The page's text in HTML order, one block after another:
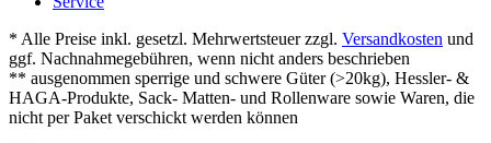
* Alle Preise inkl. gesetzl. Mehrwertsteuer zzgl. Versandkosten und
ggf. Nachnahmegebühren, wenn nicht anders beschrieben
** ausgenommen sperrige und schwere Güter (>20kg), Hessler- &
HAGA-Produkte, Sack- Matten- und Rollenware sowie Waren, die
nicht per Paket verschickt werden können